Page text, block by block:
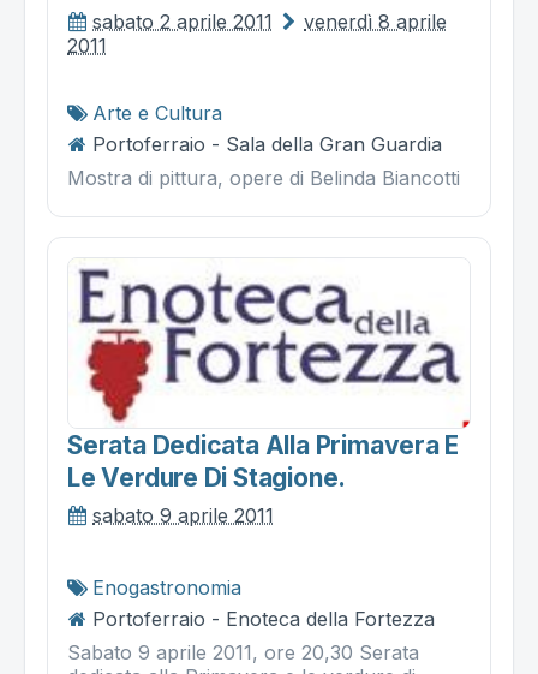
sabato 2 aprile 2011
venerdì 8 aprile
2011
Arte e Cultura
Portoferraio - Sala della Gran Guardia
Mostra di pittura, opere di Belinda Biancotti
Serata Dedicata Alla Primavera E
Le Verdure Di Stagione.
sabato 9 aprile 2011
Enogastronomia
Portoferraio - Enoteca della Fortezza
Sabato 9 aprile 2011, ore 20,30 Serata